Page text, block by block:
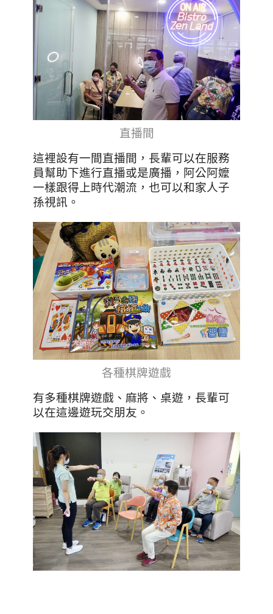
直播間
這裡設有一間直播間，長輩可以在服務
員幫助下進行直播或是廣播，阿公阿嬤
一樣跟得上時代潮流，也可以和家人子
孫視訊。
各種棋牌遊戲
有多種棋牌遊戲、麻將、桌遊，長輩可
以在這邊遊玩交朋友。